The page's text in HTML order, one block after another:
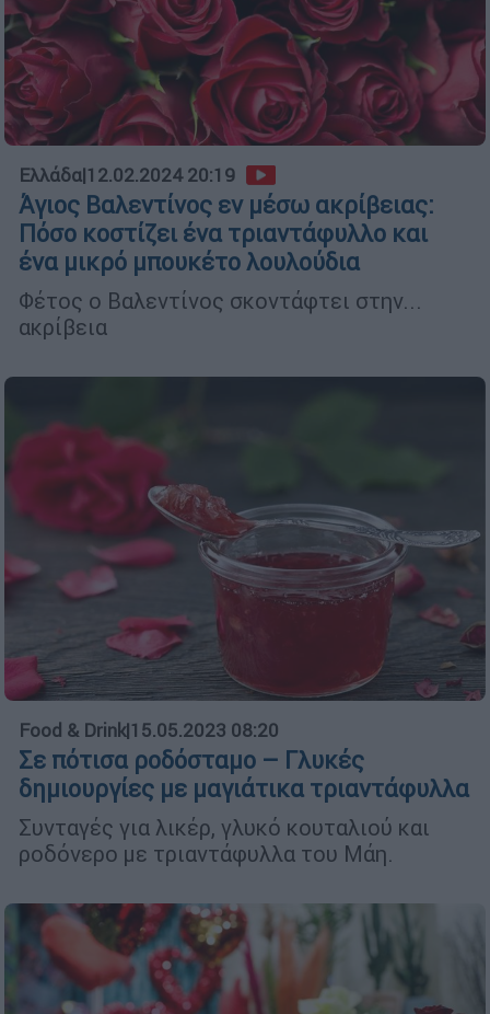
Ελλάδα|12.02.2024 20:19
Άγιος Βαλεντίνος εν μέσω ακρίβειας:
Πόσο κοστίζει ένα τριαντάφυλλο και
ένα μικρό μπουκέτο λουλούδια
Φέτος ο Βαλεντίνος σκοντάφτει στην...
ακρίβεια
Food & Drink|15.05.2023 08:20
Σε πότισα ροδόσταμο – Γλυκές
δημιουργίες με μαγιάτικα τριαντάφυλλα
Συνταγές για λικέρ, γλυκό κουταλιού και
ροδόνερο με τριαντάφυλλα του Μάη.